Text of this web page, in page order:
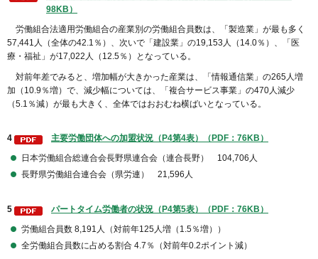
98KB）
労働組合法適用労働組合の産業別の労働組合員数は、「製造業」が最も多く
57,441人（全体の42.1％）、次いで「建設業」の19,153人（14.0％）、「医
療・福祉」が17,022人（12.5％）となっている。
対前年差でみると、増加幅が大きかった産業は、「情報通信業」の265人増
加（10.9％増）で、減少幅については、「複合サービス事業」の470人減少
（5.1％減）が最も大きく、全体ではおおむね横ばいとなっている。
4
主要労働団体への加盟状況（P4第4表）（PDF：76KB）
日本労働組合総連合会長野県連合会（連合長野） 104,706人
長野県労働組合連合会（県労連） 21,596人
5
パートタイム労働者の状況（P4第5表）（PDF：76KB）
労働組合員数 8,191人（対前年125人増（1.5％増））
全労働組合員数に占める割合 4.7％（対前年0.2ポイント減）